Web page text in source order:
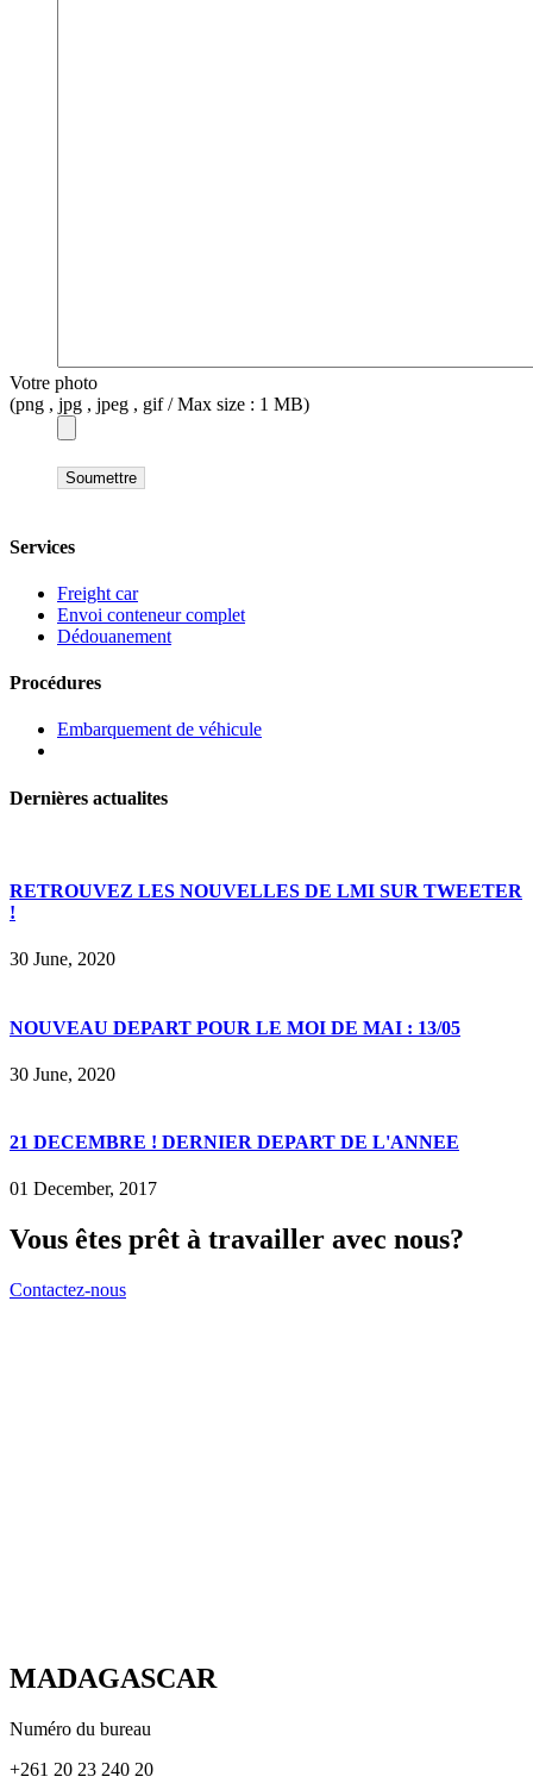
Votre photo
(png , jpg , jpeg , gif / Max size : 1 MB)
Services
Freight car
Envoi conteneur complet
Dédouanement
Procédures
Embarquement de véhicule
Dernières actualites
RETROUVEZ LES NOUVELLES DE LMI SUR TWEETER
!
30 June, 2020
NOUVEAU DEPART POUR LE MOI DE MAI : 13/05
30 June, 2020
21 DECEMBRE ! DERNIER DEPART DE L'ANNEE
01 December, 2017
Vous êtes prêt à travailler avec nous?
Contactez-nous
MADAGASCAR
Numéro du bureau
+261 20 23 240 20